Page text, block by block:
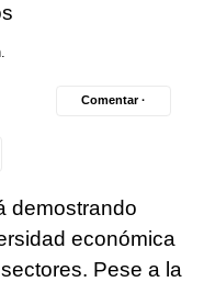
Comentar ·
demostrando
económica
Pese a la